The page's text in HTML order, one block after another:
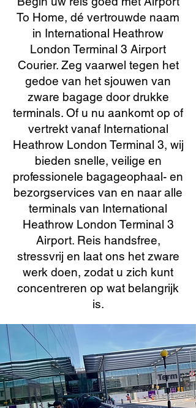
To Home, dé vertrouwde naam
in International Heathrow
London Terminal 3 Airport
Courier. Zeg vaarwel tegen het
gedoe van het sjouwen van
zware bagage door drukke
terminals. Of u nu aankomt op of
vertrekt vanaf International
Heathrow London Terminal 3, wij
bieden snelle, veilige en
professionele bagageophaal- en
bezorgservices van en naar alle
terminals van International
Heathrow London Terminal 3
Airport. Reis handsfree,
stressvrij en laat ons het zware
werk doen, zodat u zich kunt
concentreren op wat belangrijk
is.